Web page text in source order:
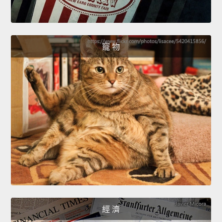
寵 物
經 濟